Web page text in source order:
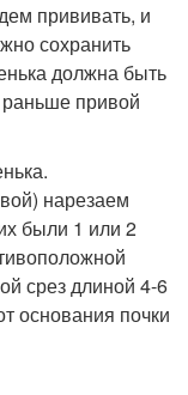
прививать, и
сохранить
должна быть
привой
нарезаем
были 1 или 2
срез длиной 4-6
основания почки